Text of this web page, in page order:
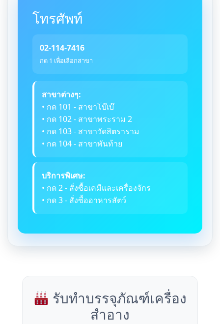
โทรศัพท์
02-114-7416
กด 1 เพื่อเลือกสาขา
สาขาต่างๆ:
• กด 101 - สาขาโบ๊เบ๊
• กด 102 - สาขาพระราม 2
• กด 103 - สาขาวัดสิตราราม
• กด 104 - สาขาพันท้าย
บริการพิเศษ:
• กด 2 - สั่งซื้อเคมีและเครื่องจักร
• กด 3 - สั่งซื้ออาหารสัตว์
รับทำบรรจุภัณฑ์เครื่อง
สำอาง